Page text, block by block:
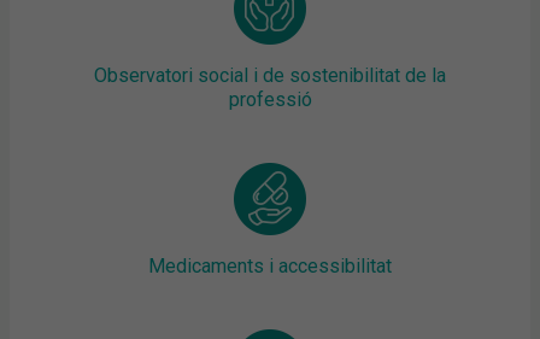
Observatori social i de sostenibilitat de la
professió
Medicaments i accessibilitat